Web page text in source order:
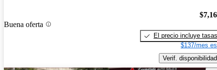
Buena oferta
El precio incluye tasas
$137/mes
Verif. disponibilidad